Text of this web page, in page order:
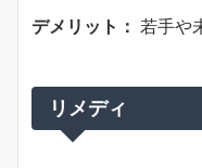
デメリット： 若手や
リメディ